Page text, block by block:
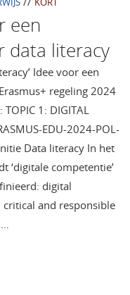
een
data literacy
Idee voor een
regeling 2024
1: DIGITAL
EDU-2024-POL-
Data literacy In het
‘digitale competentie’
digital
critical and responsible